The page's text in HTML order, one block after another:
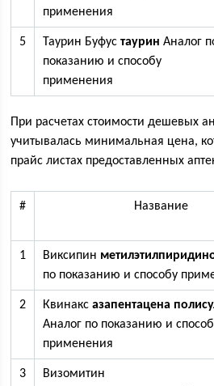
применения
5 Таурин Буфустаурин Аналог
показанию и способу
применения
При расчетах стоимости дешевых
учитывалась минимальная цена,
прайс листах предоставленных
# Название
1 Виксипин
по показанию и способу
2 Квинаксазапентацена
Аналог по показанию и
применения
3
Визомитин